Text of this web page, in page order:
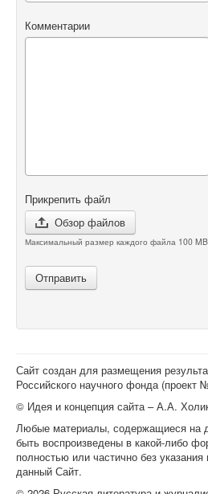
Комментарии
Прикрепить файл
Обзор файлов
Максимальный размер каждого файла 100 MB
Отправить
Сайт создан для размещения
Российского научного фонда (проект
© Идея и концепция сайта – А.А.
Любые материалы, содержащиеся на
быть воспроизведены в какой-либо
полностью или частично без
данный Сайт.